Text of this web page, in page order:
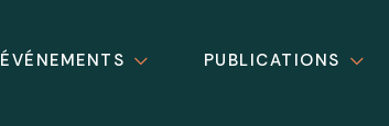
ÉVÉNEMENTS PUBLICATIONS